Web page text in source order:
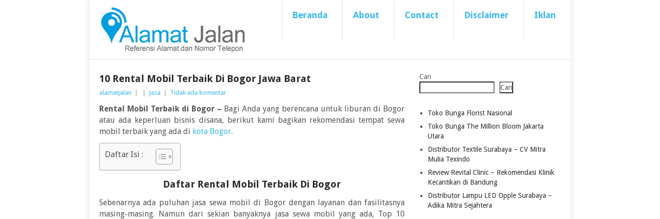
Beranda About Contact Disclaimer Iklan
10 Rental Mobil Terbaik Di Bogor Jawa Barat
alamatjalan Jasa Tidak ada komentar
Rental Mobil Terbaik di Bogor – Bagi Anda yang berencana untuk liburan di Bogor
atau ada keperluan bisnis disana, berikut kami bagikan rekomendasi tempat sewa
mobil terbaik yang ada di kota Bogor.
Daftar Isi :
Daftar Rental Mobil Terbaik Di Bogor
Sebenarnya ada puluhan jasa sewa mobil di Bogor dengan layanan dan fasilitasnya
masing-masing. Namun dari sekian banyaknya jasa sewa mobil yang ada, Top 10
Cari
Cari
Toko Bunga Florist Nasional
Toko Bunga The Million Bloom Jakarta
Utara
Distributor Textile Surabaya – CV Mitra
Mulia Texindo
Review Revital Clinic – Rekomendasi Klinik
Kecantikan di Bandung
Distributor Lampu LED Opple Surabaya –
Adika Mitra Sejahtera